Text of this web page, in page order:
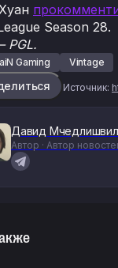
Season 28.
PGL.
Gaming Vintage
Источник:
Давид
Автор · Автор